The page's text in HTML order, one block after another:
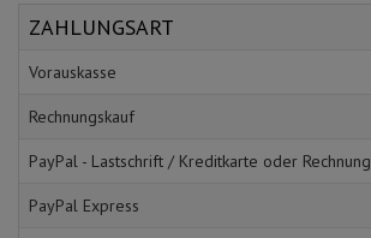
ZAHLUNGSART
Vorauskasse
Rechnungskauf
PayPal - Lastschrift / Kreditkarte oder Rechnung
PayPal Express